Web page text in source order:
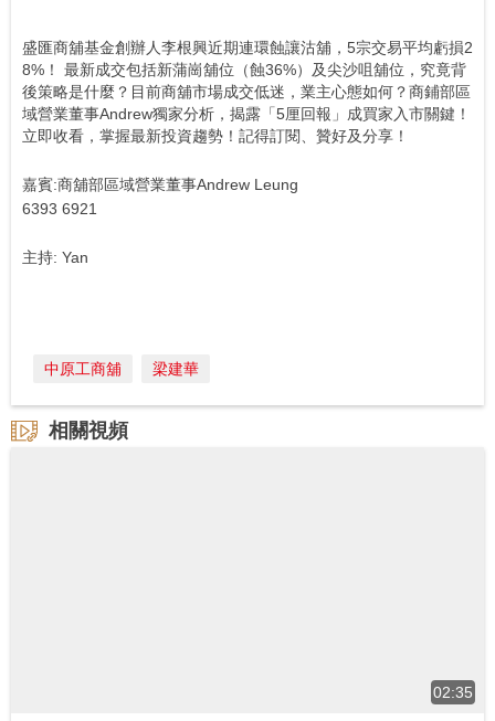
盛匯商舖基金創辦人李根興近期連環蝕讓沽舖，5宗交易平均虧損2
8%！ 最新成交包括新蒲崗舖位（蝕36%）及尖沙咀舖位，究竟背
後策略是什麼？目前商舖市場成交低迷，業主心態如何？商鋪部區
域營業董事Andrew獨家分析，揭露「5厘回報」成買家入市關鍵！
立即收看，掌握最新投資趨勢！記得訂閱、贊好及分享！
嘉賓:商舖部區域營業董事Andrew Leung
6393 6921
主持: Yan
中原工商舖 梁建華
相關視頻
02:35